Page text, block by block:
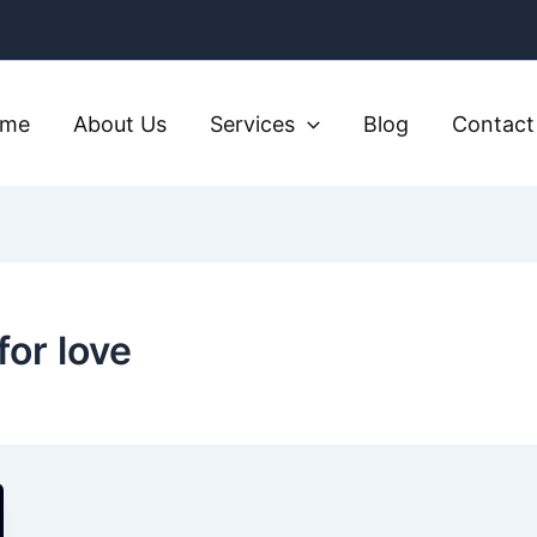
About Us Services Blog
love